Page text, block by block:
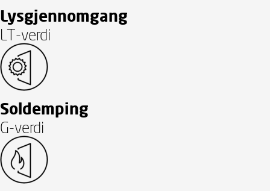
Lysgjennomgang
LT-verdi
Soldemping
G-verdi